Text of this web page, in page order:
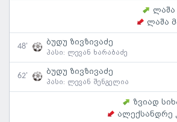
ლაშა
ლაშა
48' ბუდუ ზივზივაძე
პასი: ლევან ხარაბაძე
62' ბუდუ ზივზივაძე
პასი: ლევან შენგელია
ზვიად
ალექსანდრე